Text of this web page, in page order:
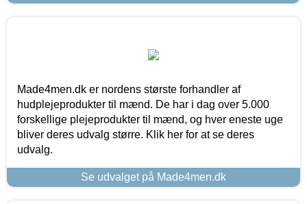
Made4men.dk er nordens største forhandler af
hudplejeprodukter til mænd. De har i dag over 5.000
forskellige plejeprodukter til mænd, og hver eneste uge
bliver deres udvalg større. Klik her for at se deres
udvalg.
Se udvalget på Made4men.dk